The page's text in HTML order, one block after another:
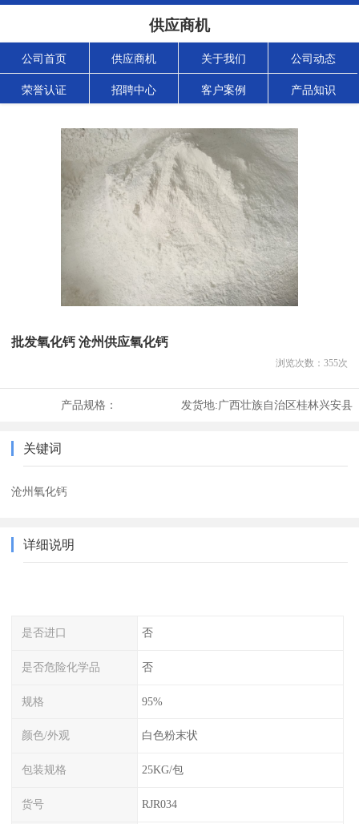
供应商机
公司首页 供应商机 关于我们 公司动态
荣誉认证 招聘中心 客户案例 产品知识
批发氧化钙 沧州供应氧化钙
浏览次数： 355次
产品规格： 发货地:广西壮族自治区桂林兴安县
关键词
沧州氧化钙
详细说明
是否进口 否
是否危险化学品 否
规格 95%
颜色/外观 白色粉末状
包装规格 25KG/包
货号 RJR034